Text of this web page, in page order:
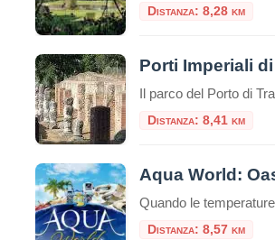
Distanza: 8,28 km
Distanza: 8,41 km
Distanza: 8,57 km